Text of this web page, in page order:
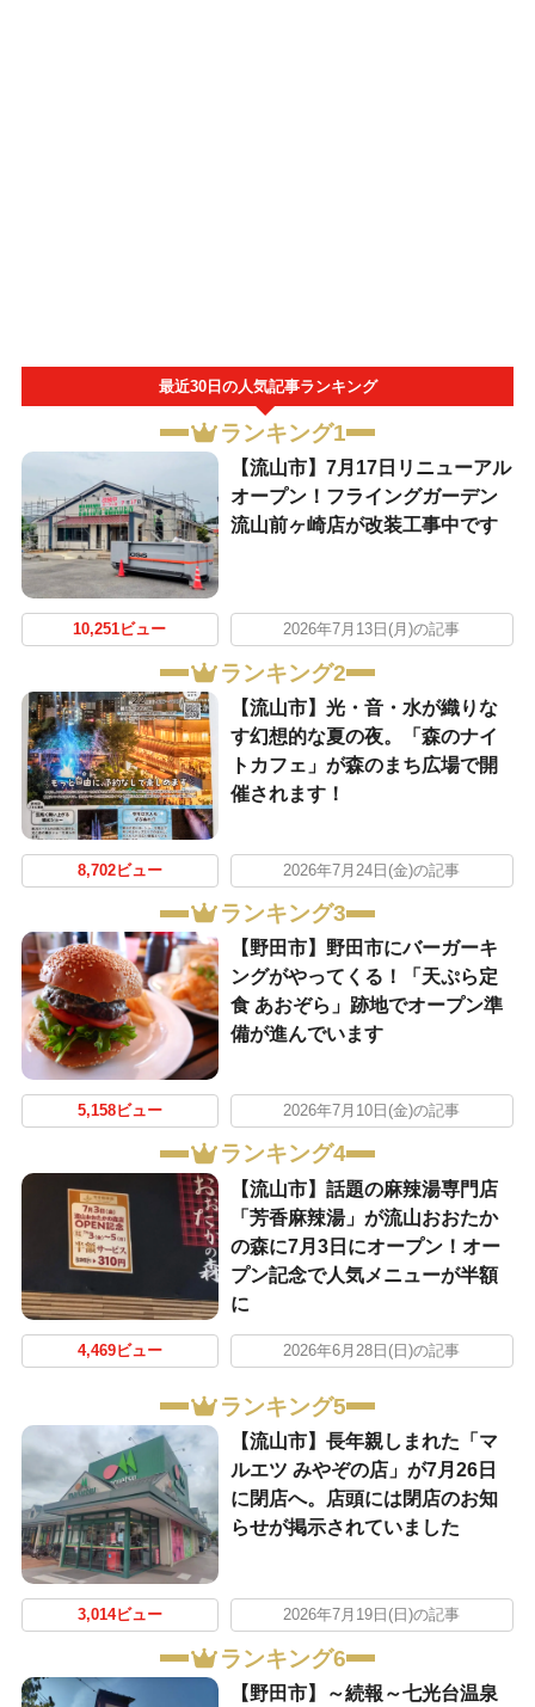
最近30日の人気記事ランキング
ランキング1
【流山市】7月17日リニューアル
オープン！フライングガーデン
流山前ヶ崎店が改装工事中です
10,251ビュー 2026年7月13日(月)の記事
ランキング2
【流山市】光・音・水が織りな
す幻想的な夏の夜。「森のナイ
トカフェ」が森のまち広場で開
催されます！
8,702ビュー 2026年7月24日(金)の記事
ランキング3
【野田市】野田市にバーガーキ
ングがやってくる！「天ぷら定
食 あおぞら」跡地でオープン準
備が進んでいます
5,158ビュー 2026年7月10日(金)の記事
ランキング4
【流山市】話題の麻辣湯専門店
「芳香麻辣湯」が流山おおたか
の森に7月3日にオープン！オー
プン記念で人気メニューが半額
に
4,469ビュー 2026年6月28日(日)の記事
ランキング5
【流山市】長年親しまれた「マ
ルエツ みやぞの店」が7月26日
に閉店へ。店頭には閉店のお知
らせが掲示されていました
3,014ビュー 2026年7月19日(日)の記事
ランキング6
【野田市】～続報～七光台温泉